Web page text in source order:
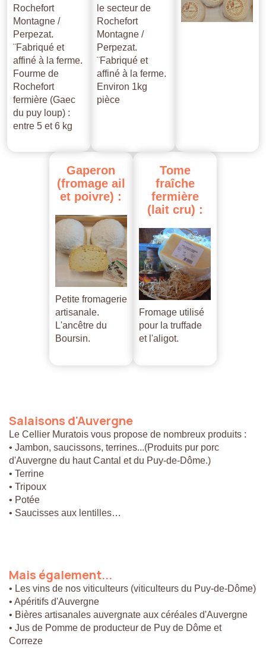
Rochefort
Montagne /
Perpezat.
¨Fabriqué et
affiné à la ferme.
Fourme de
Rochefort
fermière (Gaec
du puy loup) :
entre 5 et 6 kg
le secteur de
Rochefort
Montagne /
Perpezat.
¨Fabriqué et
affiné à la ferme.
Environ 1kg
pièce
Gaperon
(fromage ail
et poivre) :
Petite fromagerie
artisanale.
L'ancêtre du
Boursin.
Tome
fraîche
fermière
(lait cru) :
Fromage utilisé
pour la truffade
et l'aligot.
Salaisons d'Auvergne
Le Cellier Muratois vous propose de nombreux produits :
• Jambon, saucissons, terrines...(Produits pur porc
d'Auvergne du haut Cantal et du Puy-de-Dôme.)
• Terrine
• Tripoux
• Potée
• Saucisses aux lentilles…
Mais également...
• Les vins de nos viticulteurs (viticulteurs du Puy-de-Dôme)
• Apéritifs d'Auvergne
• Bières artisanales auvergnate aux céréales d'Auvergne
• Jus de Pomme de producteur de Puy de Dôme et
Correze